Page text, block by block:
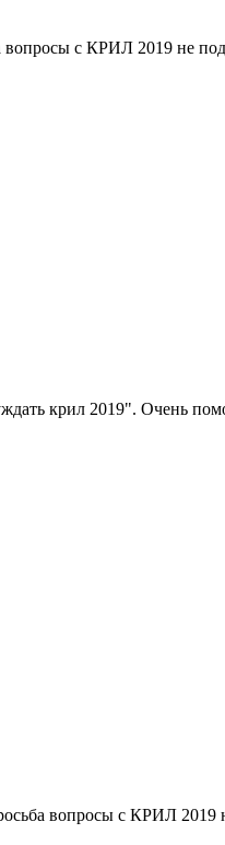
вопросы с КРИЛ 2019 не
крил 2019". Очень
вопросы с КРИЛ 2019